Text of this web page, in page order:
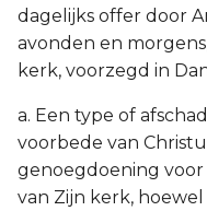
dagelijks offer door
avonden en
kerk, voorzegd in
a. Een type of
voorbede van
genoegdoening
van Zijn kerk,